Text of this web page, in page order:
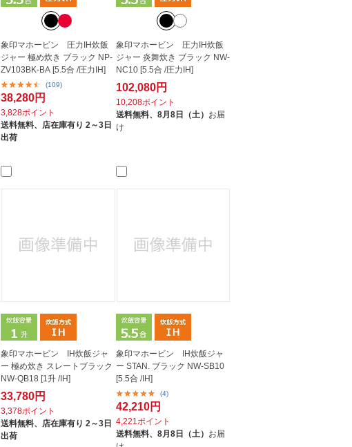
象印マホービン 圧力IH炊飯
ジャー 極め炊き ブラック NP-
ZV103BK-BA [5.5合 /圧力IH]
(109)
38,280円
3,828ポイント
送料無料、 店在庫有り 2～3日
出荷
象印マホービン 圧力IH炊飯
ジャー 炎舞炊き ブラック NW-
NC10 [5.5合 /圧力IH]
102,080円
10,208ポイント
送料無料、 8月8日（土） お届
け
象印マホービン IH炊飯ジャ
ー 極め炊き スレートブラック
NW-QB18 [1升 /IH]
33,780円
3,378ポイント
送料無料、 店在庫有り 2～3日
出荷
象印マホービン IH炊飯ジャ
ー STAN. ブラック NW-SB10
[5.5合 /IH]
(4)
42,210円
4,221ポイント
送料無料、 8月8日（土） お届